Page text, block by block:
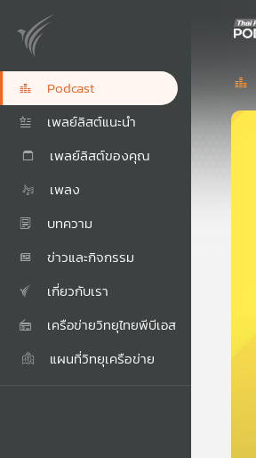
Podcast
เพลย์ลิสต์แนะนำ
เพลย์ลิสต์ของคุณ
เพลง
บทความ
ข่าวและกิจกรรม
เกี่ยวกับเรา
เครือข่ายวิทยุไทยพีบีเอส
แผนที่วิทยุเครือข่าย